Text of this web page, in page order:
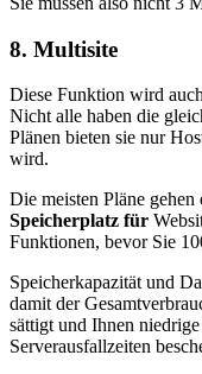
8. Multisite
Diese Funktion wird
Nicht alle haben die
Plänen bieten sie nur
wird.
Die meisten Pläne
Speicherplatz für
Funktionen, bevor Sie
Speicherkapazität und
damit der
sättigt und Ihnen
Serverausfallzeiten